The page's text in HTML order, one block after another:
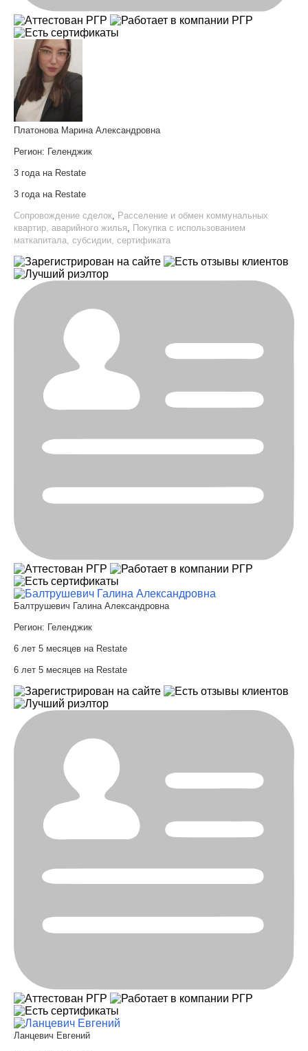
Платонова Марина Александровна
Регион: Геленджик
3 года на Restate
3 года на Restate
Сопровождение сделок
Расселение и обмен коммунальных
квартир, аварийного жилья
Покупка с использованием
маткапитала, субсидии, сертификата
Балтрушевич Галина Александровна
Регион: Геленджик
6 лет 5 месяцев на Restate
6 лет 5 месяцев на Restate
Ланцевич Евгений